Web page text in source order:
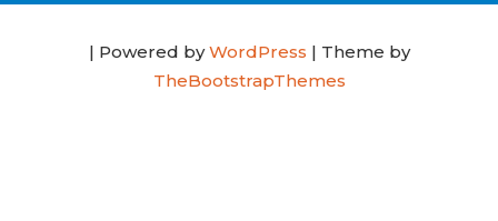
| Powered byWordPress | Theme by
TheBootstrapThemes